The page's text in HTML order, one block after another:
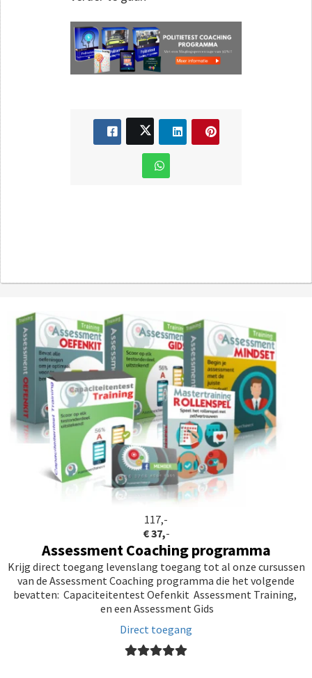
117,-
€ 37,-
Assessment Coaching programma
Krijg direct toegang levenslang toegang tot al onze cursussen
van de Assessment Coaching programma die het volgende
bevatten: Capaciteitentest Oefenkit Assessment Training,
en een Assessment Gids
Direct toegang